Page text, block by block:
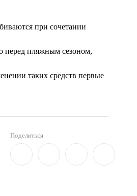
при сочетании
перед пляжным сезоном,
таких средств первые
Поделиться